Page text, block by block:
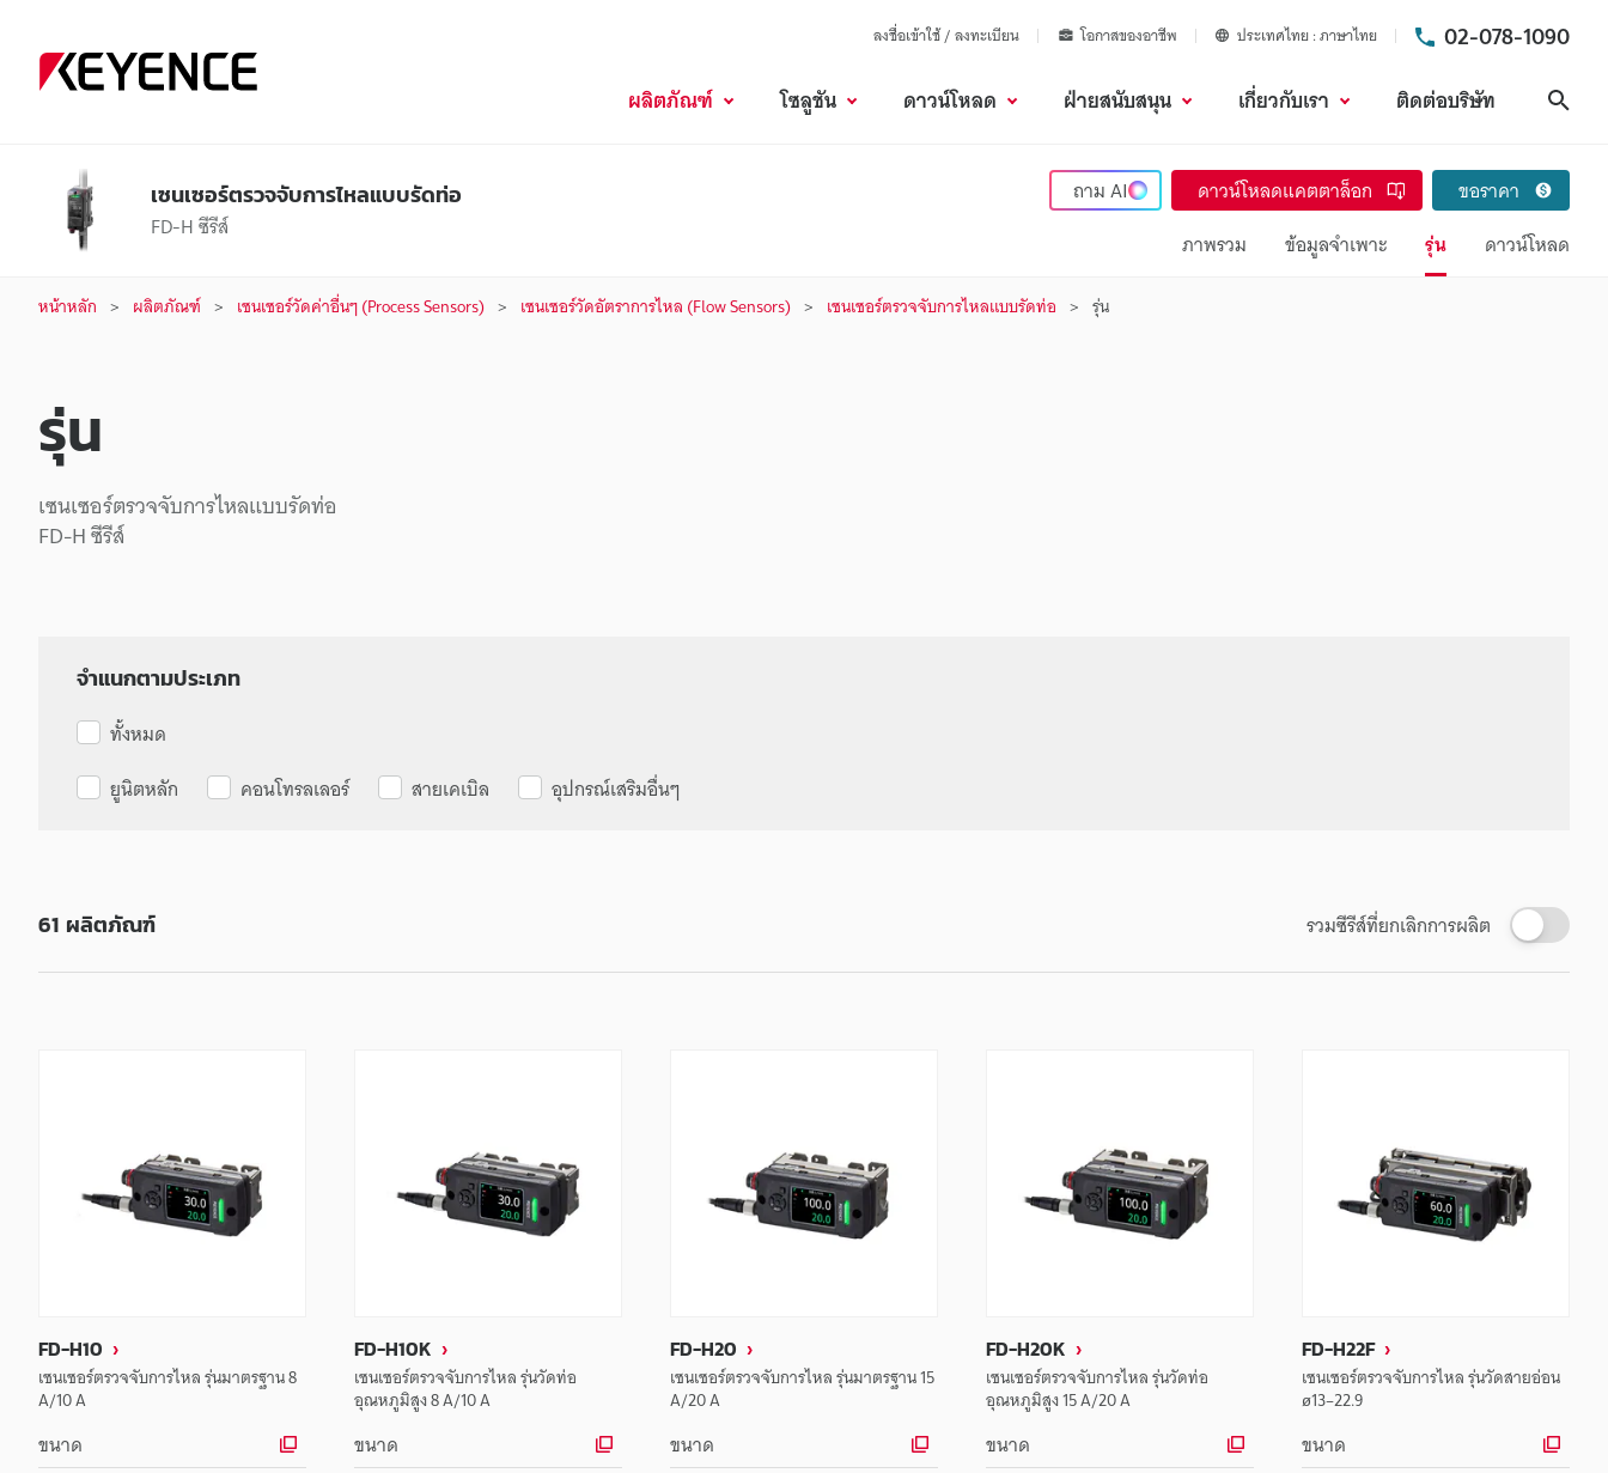
ลงชื่อเข้าใช้ / ลงทะเบียน โอกาสของอาชีพ ประเทศไทย ภาษาไทย 02-078-1090
ผลิตภัณฑ์ โซลูชัน ดาวน์โหลด ฝ่ายสนับสนุน เกี่ยวกับเรา ติดต่อบริษัท
เซนเซอร์ตรวจจับการไหลแบบรัดท่อ
FD-H ซีรีส์
ถามAI ดาวน์โหลดแคตตาล็อก
ขอราคา
ภาพรวม
ข้อมูลจำเพาะ รุ่น ดาวน์โหลด
หน้าหลัก ผลิตภัณฑ์ เซนเซอร์วัดค่าอื่นๆ (Process Sensors) เซนเซอร์วัดอัตราการไหล (Flow Sensors) เซนเซอร์ตรวจจับการไหลแบบรัดท่อ รุ่น
รุ่น
เซนเซอร์ตรวจจับการไหลแบบรัดท่อ
FD-H ซีรีส์
จำแนกตามประเภท
ทั้งหมด
ยูนิตหลัก
คอนโทรลเลอร์ สายเคเบิล อุปกรณ์เสริมอื่นๆ
รวมซีรีส์ที่ยกเลิกการผลิต
61 ผลิตภัณฑ์
FD-H10
เซนเซอร์ตรวจจับการไหล รุ่นมาตรฐาน 8
A/10 A
ขนาด
FD-H10K
เซนเซอร์ตรวจจับการไหล รุ่นวัดท่อ
อุณหภูมิสูง 8 A/10 A
ขนาด
FD-H20
เซนเซอร์ตรวจจับการไหล รุ่นมาตรฐาน 15
A/20 A
ขนาด
FD-H20K
เซนเซอร์ตรวจจับการไหล รุ่นวัดท่อ
อุณหภูมิสูง 15 A/20 A
ขนาด
FD-H22F
เซนเซอร์ตรวจจับการไหล รุ่นวัดสายอ่อน
ø13–22.9
ขนาด